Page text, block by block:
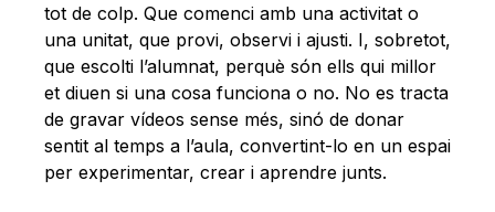
tot de colp. Que comenci amb una activitat o
una unitat, que provi, observi i ajusti. I, sobretot,
que escolti l’alumnat, perquè són ells qui millor
et diuen si una cosa funciona o no. No es tracta
de gravar vídeos sense més, sinó de donar
sentit al temps a l’aula, convertint-lo en un espai
per experimentar, crear i aprendre junts.